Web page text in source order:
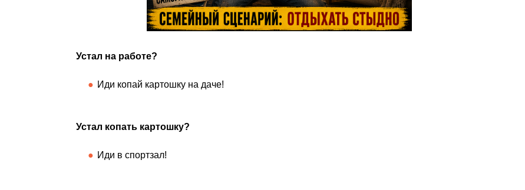
Устал на работе?
Иди копай картошку на даче!
Устал копать картошку?
Иди в спортзал!